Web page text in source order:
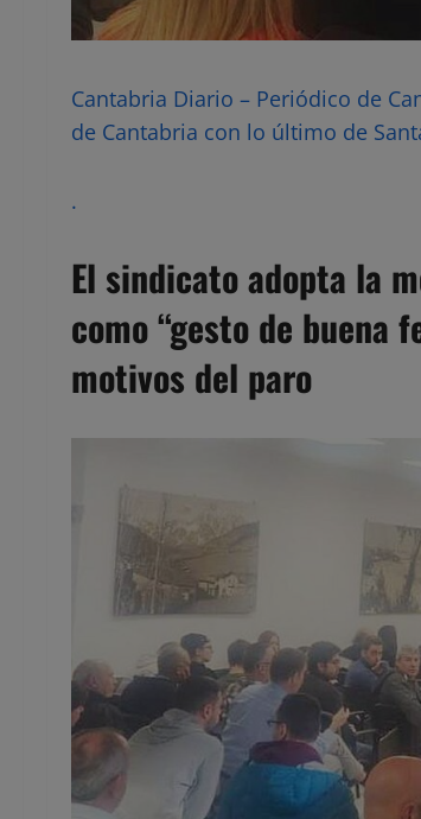
Cantabria Diario – Periódico de
de Cantabria con lo último de
.
El sindicato adopta la
como “gesto de buena
motivos del paro